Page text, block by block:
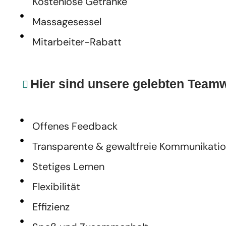
Massagesessel
Mitarbeiter-Rabatt
Hier sind unsere gelebten
Offenes Feedback
Transparente & gewaltfreie
Stetiges Lernen
Flexibilität
Effizienz